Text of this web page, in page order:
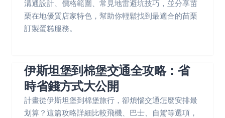
溝通設計、價格範圍、常見地雷避坑技巧，並分享苗
栗在地優質店家特色，幫助你輕鬆找到最適合的苗栗
訂製蛋糕服務。
伊斯坦堡到棉堡交通全攻略：省
時省錢方式大公開
計畫從伊斯坦堡到棉堡旅行，卻煩惱交通怎麼安排最
划算？這篇攻略詳細比較飛機、巴士、自駕等選項，